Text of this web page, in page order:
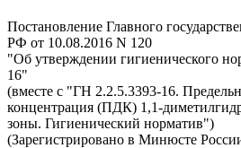
Постановление Главного
РФ от 10.08.2016 N 120
"Об утверждении гигиенического
16"
(вместе с "ГН 2.2.5.3393-16.
концентрация (ПДК) 1,1-
зоны. Гигиенический норматив")
(Зарегистрировано в Минюсте